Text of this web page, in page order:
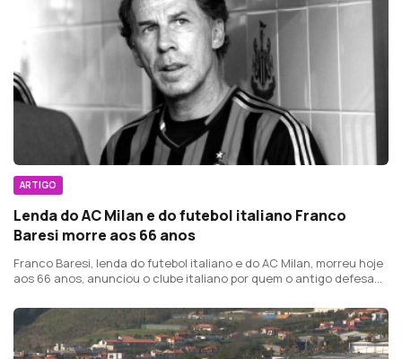
ARTIGO
Lenda do AC Milan e do futebol italiano Franco
Baresi morre aos 66 anos
Franco Baresi, lenda do futebol italiano e do AC Milan, morreu hoje
aos 66 anos, anunciou o clube italiano por quem o antigo defesa